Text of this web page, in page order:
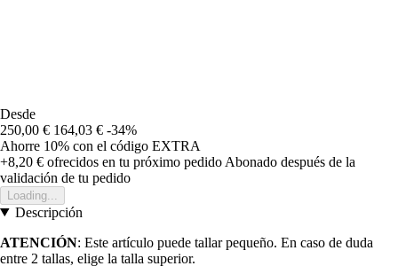
Desde
250,00 € 164,03 € -34%
Ahorre 10% con el código EXTRA
+8,20 € ofrecidos en tu próximo pedido Abonado después de la
validación de tu pedido
Loading...
Descripción
ATENCIÓN: Este artículo puede tallar pequeño. En caso de duda
entre 2 tallas, elige la talla superior.